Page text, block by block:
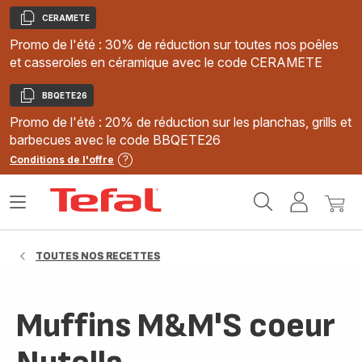
Copier
CERAMETE
Promo de l'été : 30% de réduction sur toutes nos poêles
et casseroles en céramique avec le code CERAMETE
Copier
BBQETE26
Promo de l'été : 20% de réduction sur les planchas, grills et
barbecues avec le code BBQETE26
Conditions de l'offre
MonMon
Ouvrir
TOUTES NOS RECETTES
Muffins M&M'S coeur